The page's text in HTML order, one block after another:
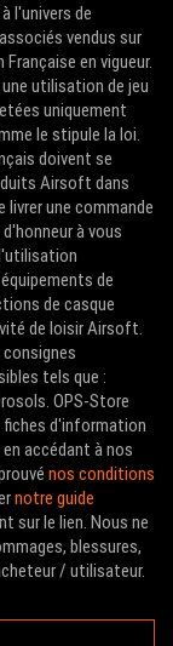
l'univers de
vendus sur
en vigueur.
utilisation de jeu
uniquement
le stipule la loi.
doivent se
Airsoft dans
une commande
à vous
de
de casque
de loisir Airsoft.
tels que :
OPS-Store
d'information
accédant à nos
nos conditions
notre guide
sur le lien. Nous ne
blessures,
/ utilisateur.